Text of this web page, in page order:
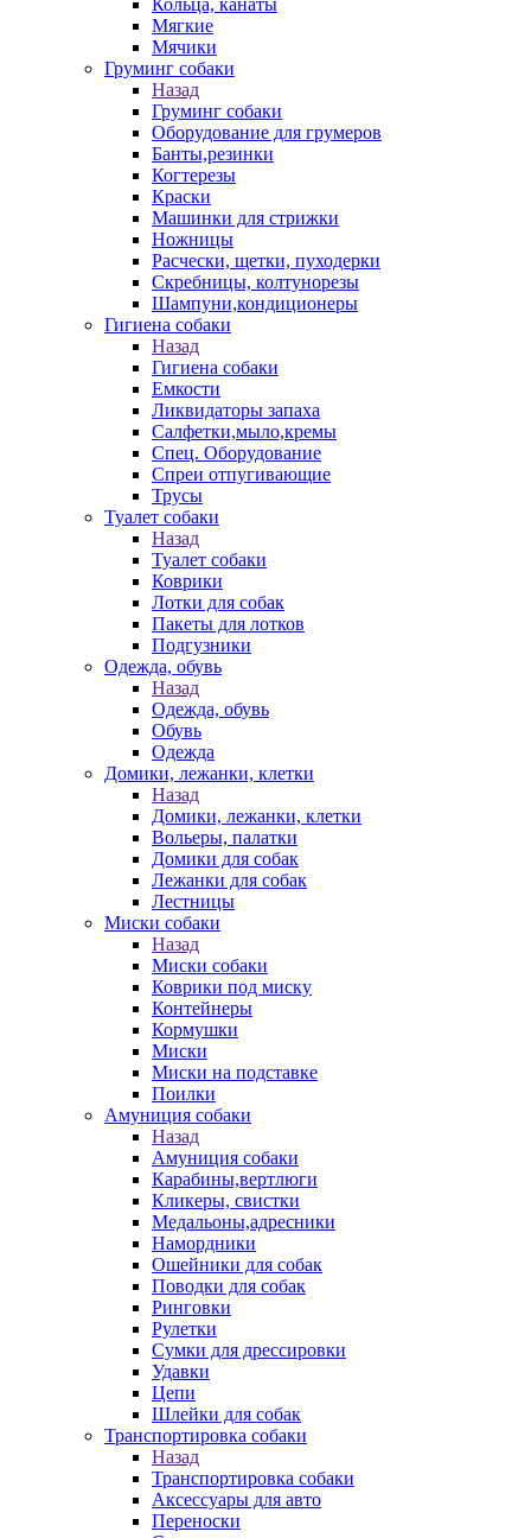
Кольца, канаты
Мягкие
Мячики
Груминг собаки
Назад
Груминг собаки
Оборудование для грумеров
Банты,резинки
Когтерезы
Краски
Машинки для стрижки
Ножницы
Расчески, щетки, пуходерки
Скребницы, колтунорезы
Шампуни,кондиционеры
Гигиена собаки
Назад
Гигиена собаки
Емкости
Ликвидаторы запаха
Салфетки,мыло,кремы
Спец. Оборудование
Спреи отпугивающие
Трусы
Туалет собаки
Назад
Туалет собаки
Коврики
Лотки для собак
Пакеты для лотков
Подгузники
Одежда, обувь
Назад
Одежда, обувь
Обувь
Одежда
Домики, лежанки, клетки
Назад
Домики, лежанки, клетки
Вольеры, палатки
Домики для собак
Лежанки для собак
Лестницы
Миски собаки
Назад
Миски собаки
Коврики под миску
Контейнеры
Кормушки
Миски
Миски на подставке
Поилки
Амуниция собаки
Назад
Амуниция собаки
Карабины,вертлюги
Кликеры, свистки
Медальоны,адресники
Намордники
Ошейники для собак
Поводки для собак
Ринговки
Рулетки
Сумки для дрессировки
Удавки
Цепи
Шлейки для собак
Транспортировка собаки
Назад
Транспортировка собаки
Аксессуары для авто
Переноски